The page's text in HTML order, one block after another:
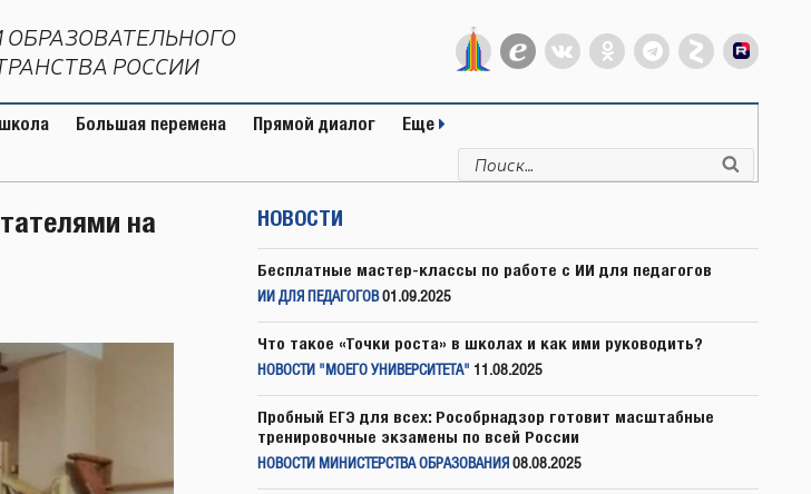
РОССИИ
Большая перемена Прямой диалог Еще
Искать:
на
НОВОСТИ
Бесплатные мастер-классы по работе с ИИ для педагогов
ИИ ДЛЯ ПЕДАГОГОВ 01.09.2025
Что такое «Точки роста» в школах и как ими руководить?
НОВОСТИ "МОЕГО УНИВЕРСИТЕТА" 11.08.2025
Пробный ЕГЭ для всех: Рособрнадзор готовит масштабные
тренировочные экзамены по всей России
НОВОСТИ МИНИСТЕРСТВА ОБРАЗОВАНИЯ 08.08.2025